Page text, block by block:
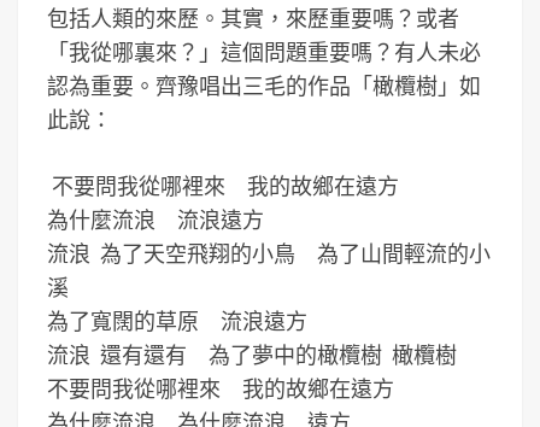
包括人類的來歷。其實，來歷重要嗎？或者
「我從哪裏來？」這個問題重要嗎？有人未必
認為重要。齊豫唱出三毛的作品「橄欖樹」如
此說：
不要問我從哪裡來 我的故鄉在遠方
為什麼流浪 流浪遠方
流浪 為了天空飛翔的小鳥 為了山間輕流的小
溪
為了寬闊的草原 流浪遠方
流浪 還有還有 為了夢中的橄欖樹 橄欖樹
不要問我從哪裡來 我的故鄉在遠方